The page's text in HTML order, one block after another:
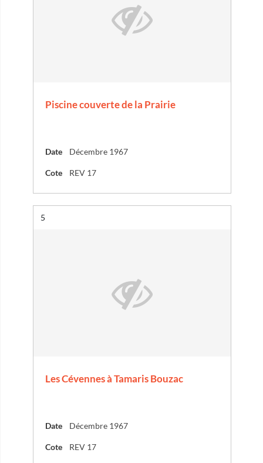
Piscine couverte de la Prairie
Date Décembre 1967
Cote REV 17
Résultat n°
5
Les Cévennes à Tamaris Bouzac
Date Décembre 1967
Cote REV 17